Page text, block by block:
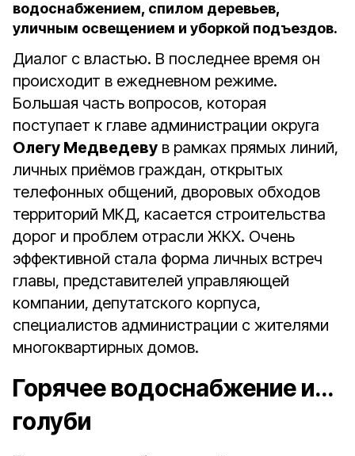
водоснабжением, спилом деревьев,
уличным освещением и уборкой подъездов.
Диалог с властью. В последнее время он
происходит в ежедневном режиме.
Большая часть вопросов, которая
поступает к главе администрации округа
Олегу Медведеву в рамках прямых линий,
личных приёмов граждан, открытых
телефонных общений, дворовых обходов
территорий МКД, касается строительства
дорог и проблем отрасли ЖКХ. Очень
эффективной стала форма личных встреч
главы, представителей управляющей
компании, депутатского корпуса,
специалистов администрации с жителями
многоквартирных домов.
Горячее водоснабжение и…
голуби